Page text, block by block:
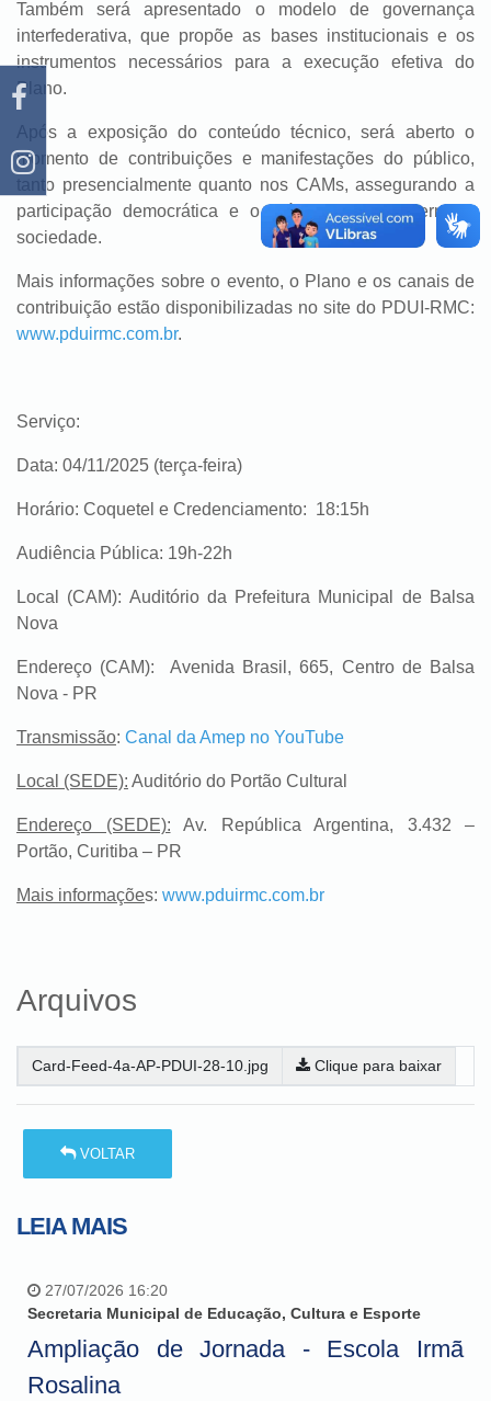
Também será apresentado o modelo de governança
interfederativa, que propõe as bases institucionais e os
instrumentos necessários para a execução efetiva do
Plano.
Após a exposição do conteúdo técnico, será aberto o
momento de contribuições e manifestações do público,
tanto presencialmente quanto nos CAMs, assegurando a
participação democrática e o diálogo entre governo e
sociedade.
Mais informações sobre o evento, o Plano e os canais de
contribuição estão disponibilizadas no site do PDUI-RMC:
www.pduirmc.com.br.
Serviço:
Data: 04/11/2025 (terça-feira)
Horário: Coquetel e Credenciamento: 18:15h
Audiência Pública: 19h-22h
Local (CAM): Auditório da Prefeitura Municipal de Balsa
Nova
Endereço (CAM): Avenida Brasil, 665, Centro de Balsa
Nova - PR
Transmissão: Canal da Amep no YouTube
Local (SEDE): Auditório do Portão Cultural
Endereço (SEDE): Av. República Argentina, 3.432 –
Portão, Curitiba – PR
Mais informações: www.pduirmc.com.br
Arquivos
Card-Feed-4a-AP-PDUI-28-10.jpg Clique para baixar
VOLTAR
LEIA MAIS
27/07/2026 16:20
Secretaria Municipal de Educação, Cultura e Esporte
Ampliação de Jornada - Escola Irmã
Rosalina